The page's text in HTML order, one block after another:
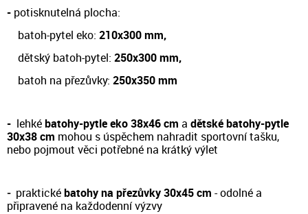
- potisknutelná plocha:
batoh-pytel eko: 210x300 mm,
dětský batoh-pytel: 250x300 mm,
batoh na přezůvky: 250x350 mm
- lehkébatohy-pytle eko 38x46 cm a dětské batohy-pytle
30x38 cm mohou s úspěchem nahradit sportovní tašku,
nebo pojmout věci potřebné na krátký výlet
- praktickébatohy na přezůvky 30x45 cm - odolné a
připravené na každodenní výzvy